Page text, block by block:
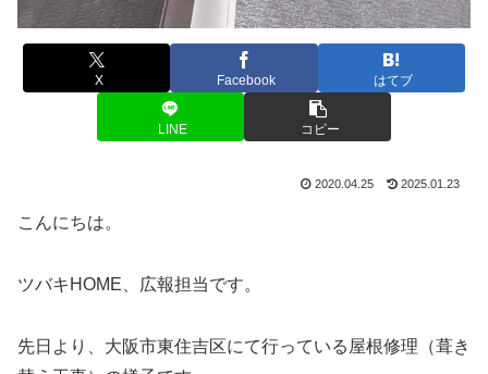
X Facebook はてブ
LINE コピー
2020.04.25 2025.01.23
こんにちは。
ツバキHOME、広報担当です。
先日より、大阪市東住吉区にて行っている屋根修理（葺き